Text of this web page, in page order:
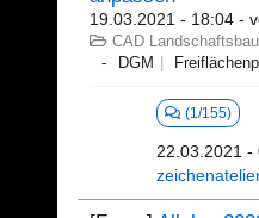
19.03.2021 - 18:04 -
CAD
DGM
(1/155)
22.03.2021 -